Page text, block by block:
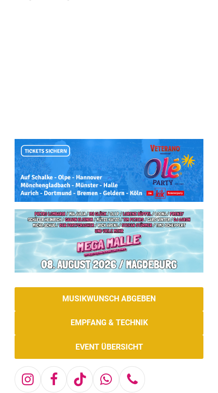
MUSIKWUNSCH ABGEBEN
EMPFANG & TECHNIK
EVENT ÜBERSICHT
Instagram
Facebook
TiktokWhatsapp
Telefon